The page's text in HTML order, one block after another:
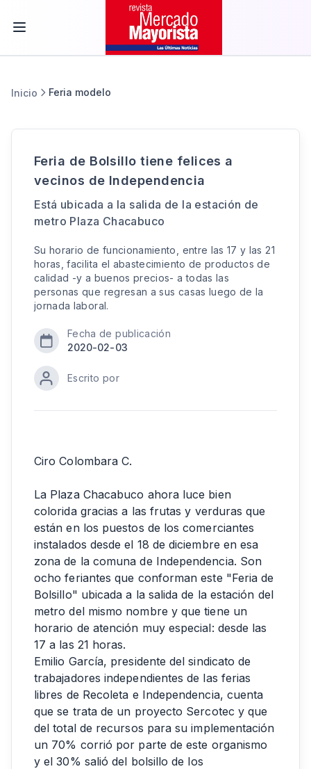
Inicio Feria modelo
Feria de Bolsillo tiene felices a
vecinos de Independencia
Está ubicada a la salida de la estación de
metro Plaza Chacabuco
Su horario de funcionamiento, entre las 17 y las 21
horas, facilita el abastecimiento de productos de
calidad -y a buenos precios- a todas las
personas que regresan a sus casas luego de la
jornada laboral.
Fecha de publicación
2020-02-03
Escrito por
Ciro Colombara C.
La Plaza Chacabuco ahora luce bien
colorida gracias a las frutas y verduras que
están en los puestos de los comerciantes
instalados desde el 18 de diciembre en esa
zona de la comuna de Independencia. Son
ocho feriantes que conforman este "Feria de
Bolsillo" ubicada a la salida de la estación del
metro del mismo nombre y que tiene un
horario de atención muy especial: desde las
17 a las 21 horas.
Emilio García, presidente del sindicato de
trabajadores independientes de las ferias
libres de Recoleta e Independencia, cuenta
que se trata de un proyecto Sercotec y que
del total de recursos para su implementación
un 70% corrió por parte de este organismo
y el 30% salió del bolsillo de los